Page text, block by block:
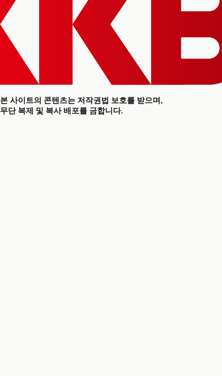
본 사이트의 콘텐츠는 저작권법 보호를 받으며,
무단 복제 및 복사 배포를 금합니다.